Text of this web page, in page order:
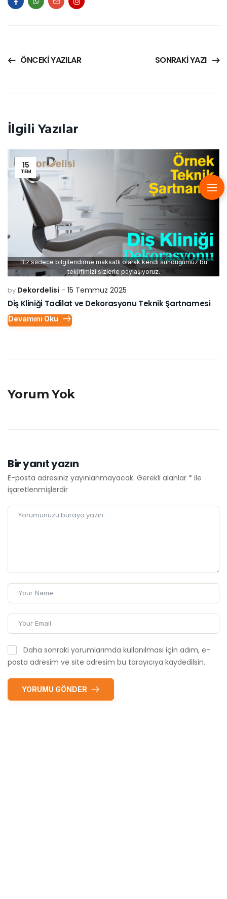
ÖNCEKI YAZILAR SONRAKI YAZI
İlgili Yazılar
15
TEM
Biz sadece bilgilendirme maksatlı olarak kendi sunduğumuz bu
teklifimizi sizlerle paylaşıyoruz.
by Dekordelisi 15 Temmuz 2025
Diş Kliniği Tadilat ve Dekorasyonu Teknik Şartnamesi
Devamını Oku
Yorum Yok
Bir yanıt yazın
E-posta adresiniz yayınlanmayacak. Gerekli alanlar * ile
işaretlenmişlerdir
Daha sonraki yorumlarımda kullanılması için adım, e-
posta adresim ve site adresim bu tarayıcıya kaydedilsin.
YORUMU GÖNDER